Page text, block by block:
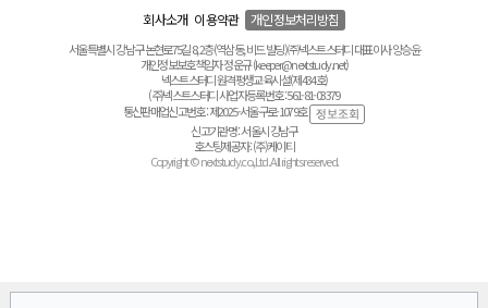
회사소개 이용약관 개인정보처리방침
서울특별시 강남구 논현로75길 8, 2층(역삼동, 비드 빌딩) ㈜넥스트스터디 대표이사 양승윤
개인정보보호책임자 정운규 (keeper@nextstudy.net)
넥스트스터디 원격평생교육시설(제434호)
(주)넥스트스터디 사업자등록번호 : 561-81-03379
통신판매업신고번호 : 제2025-서울구로-1079호
신고기관명 : 서울시 강남구
호스팅제공자 : (주)케이티
Copyright © nextstudy.co.,Ltd. All rights reserved.